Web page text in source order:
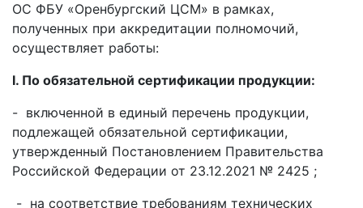
ОС ФБУ «Оренбургский ЦСМ» в рамках,
полученных при аккредитации полномочий,
осуществляет работы:
I. По обязательной сертификации продукции:
- включенной в единый перечень продукции,
подлежащей обязательной сертификации,
утвержденный Постановлением Правительства
Российской Федерации от 23.12.2021 № 2425 ;
- на соответствие требованиям технических